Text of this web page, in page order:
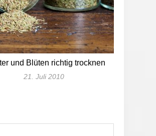
und Blüten richtig trocknen
21. Juli 2010